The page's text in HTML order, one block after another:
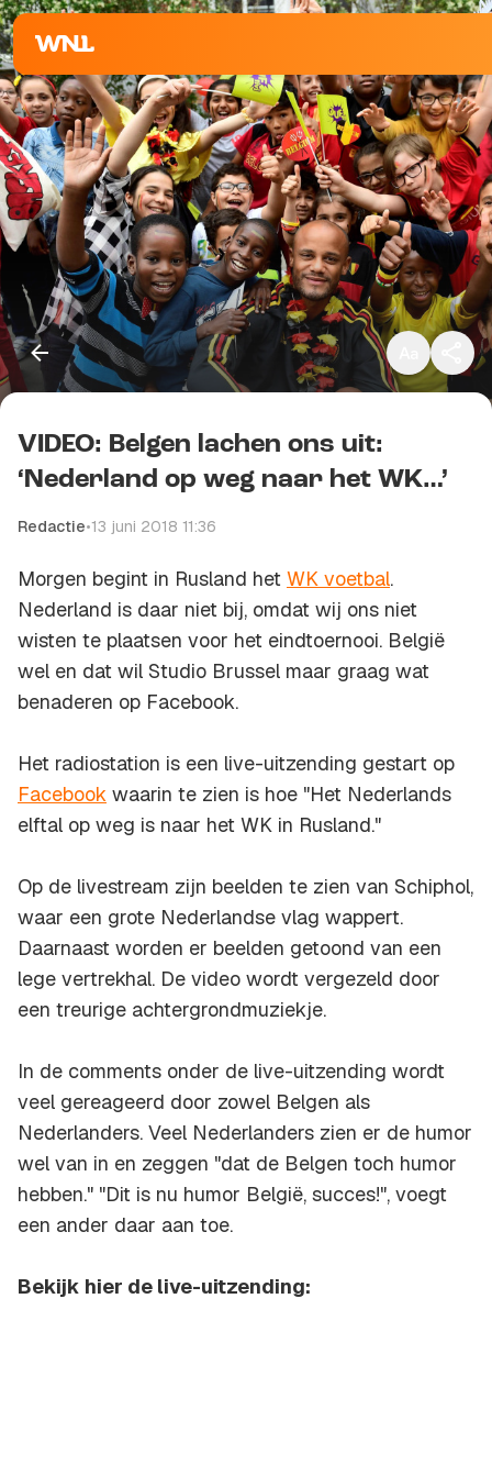
Klein
Standaard
Groot
Kopieer link
VIDEO: Belgen lachen ons uit:
‘Nederland op weg naar het WK…’
Redactie•13 juni 2018 11:36
Morgen begint in Rusland het WK voetbal.
Nederland is daar niet bij, omdat wij ons niet
wisten te plaatsen voor het eindtoernooi. België
wel en dat wil Studio Brussel maar graag wat
benaderen op Facebook.
Het radiostation is een live-uitzending gestart op
Facebook waarin te zien is hoe "Het Nederlands
elftal op weg is naar het WK in Rusland."
Op de livestream zijn beelden te zien van Schiphol,
waar een grote Nederlandse vlag wappert.
Daarnaast worden er beelden getoond van een
lege vertrekhal. De video wordt vergezeld door
een treurige achtergrondmuziekje.
In de comments onder de live-uitzending wordt
veel gereageerd door zowel Belgen als
Nederlanders. Veel Nederlanders zien er de humor
wel van in en zeggen "dat de Belgen toch humor
hebben." "Dit is nu humor België, succes!", voegt
een ander daar aan toe.
Bekijk hier de live-uitzending: